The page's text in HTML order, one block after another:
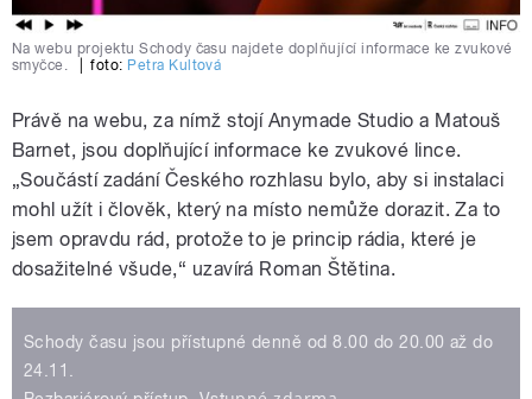
Na webu projektu Schody času najdete doplňující informace ke zvukové
smyčce.
foto: Petra Kultová
Právě na webu, za nímž stojí Anymade Studio a Matouš
Barnet, jsou doplňující informace ke zvukové lince.
„Součástí zadání Českého rozhlasu bylo, aby si instalaci
mohl užít i člověk, který na místo nemůže dorazit. Za to
jsem opravdu rád, protože to je princip rádia, které je
dosažitelné všude,“ uzavírá Roman Štětina.
Schody času jsou přístupné denně od 8.00 do 20.00 až do
24.11.